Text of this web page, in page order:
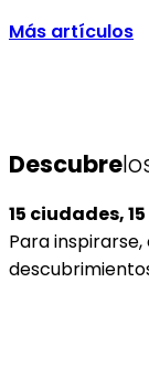
Más artículos
Descubre
15 ciudades,
Para